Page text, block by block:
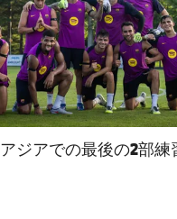
アジアでの最後の2部練